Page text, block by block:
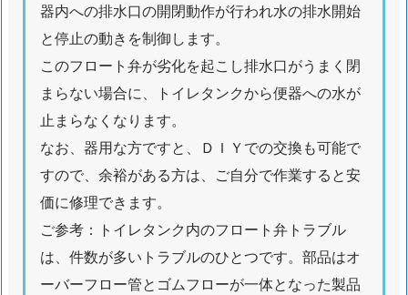
突
然
の
水
漏
緊
急
に
漏
器内への排水口の開閉動作が行われ水の排水開始
と停止の動きを制御します。
このフロート弁が劣化を起こし排水口がうまく閉
まらない場合に、トイレタンクから便器への水が
止まらなくなります。
なお、器用な方ですと、ＤＩＹでの交換も可能で
すので、余裕がある方は、ご自分で作業すると安
価に修理できます。
ご参考：トイレタンク内のフロート弁トラブル
は、件数が多いトラブルのひとつです。部品はオ
ーバーフロー管とゴムフローが一体となった製品